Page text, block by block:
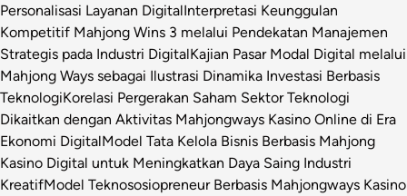
Personalisasi Layanan DigitalInterpretasi Keunggulan
Kompetitif Mahjong Wins 3 melalui Pendekatan Manajemen
Strategis pada Industri DigitalKajian Pasar Modal Digital melalui
Mahjong Ways sebagai Ilustrasi Dinamika Investasi Berbasis
TeknologiKorelasi Pergerakan Saham Sektor Teknologi
Dikaitkan dengan Aktivitas Mahjongways Kasino Online di Era
Ekonomi DigitalModel Tata Kelola Bisnis Berbasis Mahjong
Kasino Digital untuk Meningkatkan Daya Saing Industri
KreatifModel Teknososiopreneur Berbasis Mahjongways Kasino